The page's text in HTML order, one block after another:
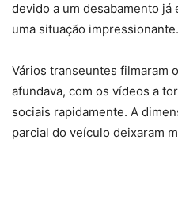
devido a um desabamento
uma situação impressionante.
Vários transeuntes filmaram
afundava, com os vídeos a
sociais rapidamente. A
parcial do veículo deixaram